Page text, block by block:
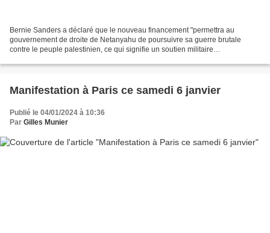
Bernie Sanders a déclaré que le nouveau financement "permettra au
gouvernement de droite de Netanyahu de poursuivre sa guerre brutale
contre le peuple palestinien, ce qui signifie un soutien militaire
Manifestation à Paris ce samedi 6 janvier
Publié le 04/01/2024 à 10:36
Par Gilles Munier